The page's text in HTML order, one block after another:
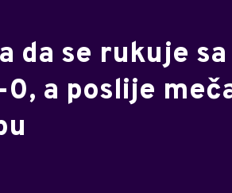
da se rukuje sa
a poslije